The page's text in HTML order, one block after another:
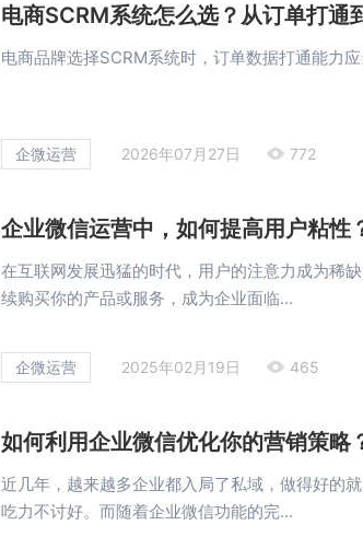
电商SCRM系统怎么选？从订单打通
电商品牌选择SCRM系统时，订单数据打通能力
企微运营 2026年07月27日 772
企业微信运营中，如何提高用户粘性
在互联网发展迅猛的时代，用户的注意力成为稀
续购买你的产品或服务，成为企业面临...
企微运营 2025年02月19日 465
如何利用企业微信优化你的营销策略
近几年，越来越多企业都入局了私域，做得好的
吃力不讨好。而随着企业微信功能的完...